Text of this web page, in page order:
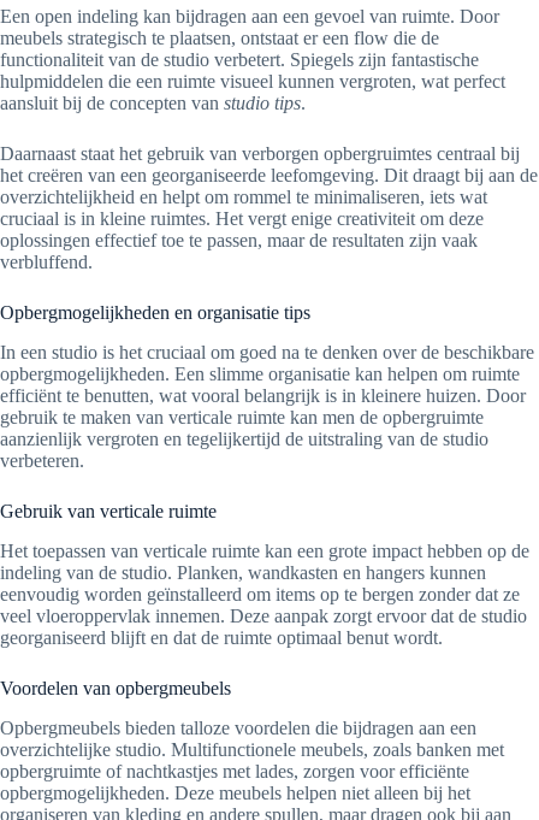
Een open indeling kan bijdragen aan een gevoel van ruimte. Door
meubels strategisch te plaatsen, ontstaat er een flow die de
functionaliteit van de studio verbetert. Spiegels zijn fantastische
hulpmiddelen die een ruimte visueel kunnen vergroten, wat perfect
aansluit bij de concepten van studio tips.
Daarnaast staat het gebruik van verborgen opbergruimtes centraal bij
het creëren van een georganiseerde leefomgeving. Dit draagt bij aan de
overzichtelijkheid en helpt om rommel te minimaliseren, iets wat
cruciaal is in kleine ruimtes. Het vergt enige creativiteit om deze
oplossingen effectief toe te passen, maar de resultaten zijn vaak
verbluffend.
Opbergmogelijkheden en organisatie tips
In een studio is het cruciaal om goed na te denken over de beschikbare
opbergmogelijkheden. Een slimme organisatie kan helpen om ruimte
efficiënt te benutten, wat vooral belangrijk is in kleinere huizen. Door
gebruik te maken van verticale ruimte kan men de opbergruimte
aanzienlijk vergroten en tegelijkertijd de uitstraling van de studio
verbeteren.
Gebruik van verticale ruimte
Het toepassen van verticale ruimte kan een grote impact hebben op de
indeling van de studio. Planken, wandkasten en hangers kunnen
eenvoudig worden geïnstalleerd om items op te bergen zonder dat ze
veel vloeroppervlak innemen. Deze aanpak zorgt ervoor dat de studio
georganiseerd blijft en dat de ruimte optimaal benut wordt.
Voordelen van opbergmeubels
Opbergmeubels bieden talloze voordelen die bijdragen aan een
overzichtelijke studio. Multifunctionele meubels, zoals banken met
opbergruimte of nachtkastjes met lades, zorgen voor efficiënte
opbergmogelijkheden. Deze meubels helpen niet alleen bij het
organiseren van kleding en andere spullen, maar dragen ook bij aan